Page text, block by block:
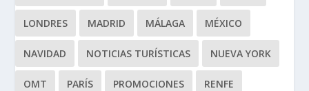
LONDRES MADRID MÁLAGA MÉXICO
NAVIDAD NOTICIAS TURÍSTICAS NUEVA YORK
OMT PARÍS PROMOCIONES RENFE